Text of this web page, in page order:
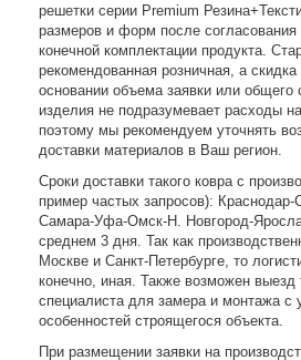
решетки серии Premium
размеров и форм после согласования
конечной комплектации продукта.
рекомендованная розничная, а
основании объема заявки или общего
изделия не подразумевает расходы на
поэтому мы рекомендуем уточнять
доставки материалов в Ваш регион.
Сроки доставки такого ковра с
пример частых запросов): Краснодар-
Самара-Уфа-Омск-Н. Новгород-
среднем 3 дня. Так как
Москве и Санкт-Петербурге, то
конечно, иная. Также возможен выезд
специалиста для замера и монтажа с
особенностей строящегося объекта.
При размещении заявки на